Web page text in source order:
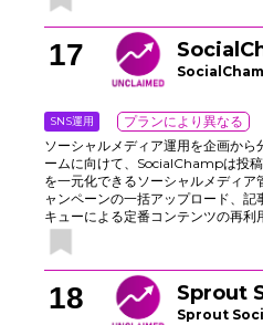
も備え、チーム運用をスムーズに支
17
SNS運用 プランにより異なる
ソーシャルメディア運用を企画か
ームに向けて、SocialChampは投
を一元化できるソーシャルメディ
ャンペーンの一括アップロード、記
キューによる定番コンテンツの再利
に内容を最適化して公開前にプレビ
業者による編集提案や承認、受信ト
ト機能も備えており、複数チャネ
を保ちながら運用を進められます。
18 Sprout
Sprout